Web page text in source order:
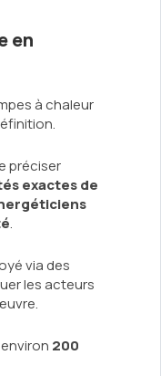
en
à chaleur
préciser
exactes de
.
via des
les acteurs
200